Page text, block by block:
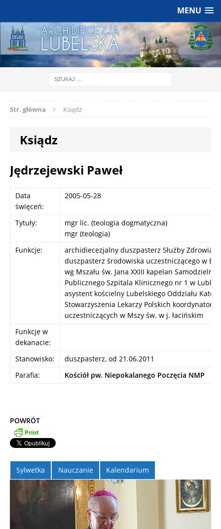
MENU
Str. główna Ksiądz
Ksiądz
Jędrzejewski Paweł
Data
święceń:
2005-05-28
Tytuły:
mgr lic. (teologia dogmatyczna)
mgr (teologia)
Funkcje:
archidiecezjalny duszpasterz Służby Zdrowia
duszpasterz środowiska uczestniczącego w
wg Mszału św. Jana XXIII kapelan
Publicznego Szpitala Klinicznego nr 1 w
asystent kościelny Lubelskiego Oddziału
Stowarzyszenia Lekarzy Polskich koordynator
uczestniczących w Mszy św. w j. łacińskim
Funkcje w
dekanacie:
Stanowisko:
duszpasterz, od 21.06.2011
Parafia:
Kościół pw. Niepokalanego Poczęcia NMP
POWRÓT
Sylwetka Nauczanie Kalendarium